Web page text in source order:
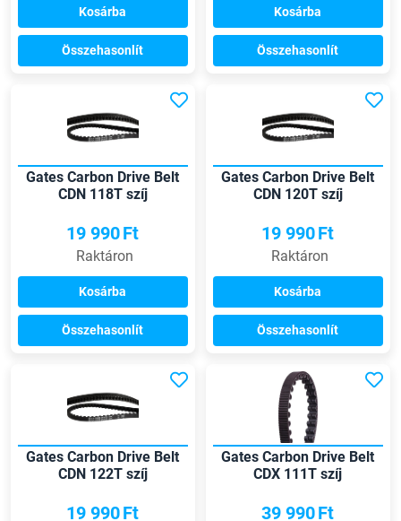
Kosárba
Összehasonlít
Kosárba
Összehasonlít
Gates Carbon Drive Belt
CDN 118T szíj
19 990Ft
Raktáron
Kosárba
Összehasonlít
Gates Carbon Drive Belt
CDN 120T szíj
19 990Ft
Raktáron
Kosárba
Összehasonlít
Gates Carbon Drive Belt
CDN 122T szíj
19 990Ft
Gates Carbon Drive Belt
CDX 111T szíj
39 990Ft